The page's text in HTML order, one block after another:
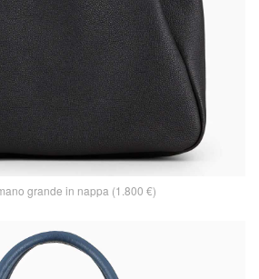
grande in nappa (1.800 €)